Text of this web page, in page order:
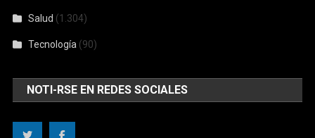
Salud (1.304)
Tecnología (90)
NOTI-RSE EN REDES SOCIALES